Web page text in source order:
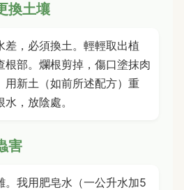
換土壤
差，必須換土。輕輕取出植
根部。爛根剪掉，傷口塗抹肉
用新土（如前所述配方）重
，放陰處。
害
。我用肥皂水（一公升水加5